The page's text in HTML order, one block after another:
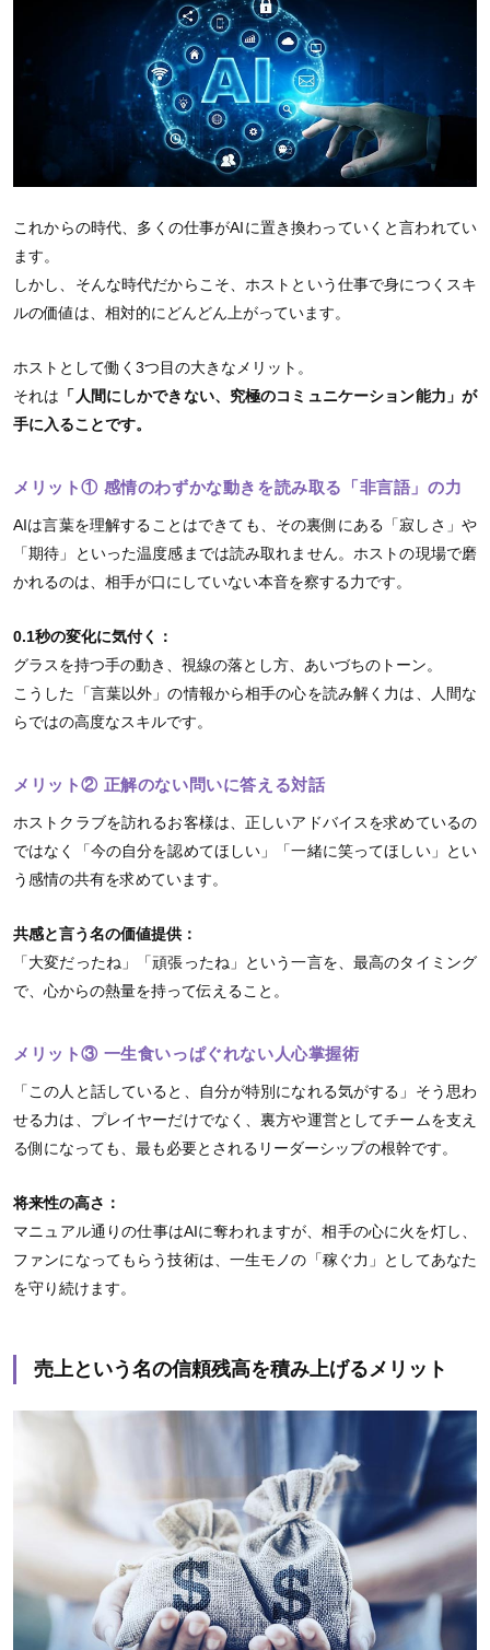
これからの時代、多くの仕事がAIに置き換わっていくと言われてい
ます。
しかし、そんな時代だからこそ、ホストという仕事で身につくスキ
ルの価値は、相対的にどんどん上がっています。
ホストとして働く3つ目の大きなメリット。
それは 「人間にしかできない、究極のコミュニケーション能力」が
手に入ることです。
メリット① 感情のわずかな動きを読み取る「非言語」の力
AIは言葉を理解することはできても、その裏側にある「寂しさ」や
「期待」といった温度感までは読み取れません。ホストの現場で磨
かれるのは、相手が口にしていない本音を察する力です。
0.1秒の変化に気付く：
グラスを持つ手の動き、視線の落とし方、あいづちのトーン。
こうした「言葉以外」の情報から相手の心を読み解く力は、人間な
らではの高度なスキルです。
メリット② 正解のない問いに答える対話
ホストクラブを訪れるお客様は、正しいアドバイスを求めているの
ではなく「今の自分を認めてほしい」「一緒に笑ってほしい」とい
う感情の共有を求めています。
共感と言う名の価値提供：
「大変だったね」「頑張ったね」という一言を、最高のタイミング
で、心からの熱量を持って伝えること。
メリット③ 一生食いっぱぐれない人心掌握術
「この人と話していると、自分が特別になれる気がする」そう思わ
せる力は、プレイヤーだけでなく、裏方や運営としてチームを支え
る側になっても、最も必要とされるリーダーシップの根幹です。
将来性の高さ：
マニュアル通りの仕事はAIに奪われますが、相手の心に火を灯し、
ファンになってもらう技術は、一生モノの「稼ぐ力」としてあなた
を守り続けます。
売上という名の信頼残高を積み上げるメリット